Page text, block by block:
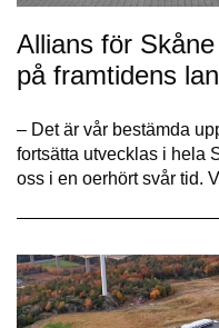
Allians för
på framtidens
– Det är vår bestämda
fortsätta utvecklas i hela
oss i en oerhört svår tid.